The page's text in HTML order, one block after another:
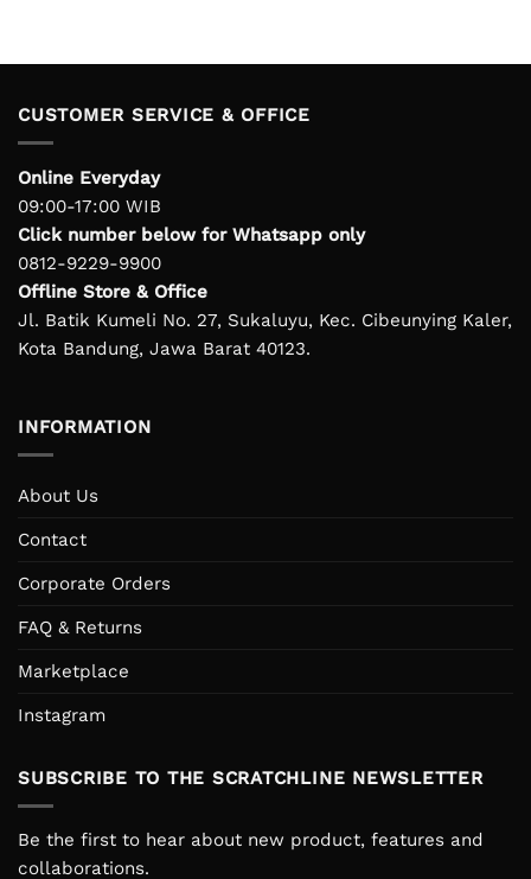
CUSTOMER SERVICE & OFFICE
Online Everyday
09:00-17:00 WIB
Click number below for Whatsapp only
0812-9229-9900
Offline Store & Office
Jl. Batik Kumeli No. 27, Sukaluyu, Kec. Cibeunying Kaler,
Kota Bandung, Jawa Barat 40123.
INFORMATION
About Us
Contact
Corporate Orders
FAQ & Returns
Marketplace
Instagram
SUBSCRIBE TO THE SCRATCHLINE NEWSLETTER
Be the first to hear about new product, features and
collaborations.